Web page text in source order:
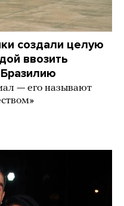
создали целую
ввозить
— его называют